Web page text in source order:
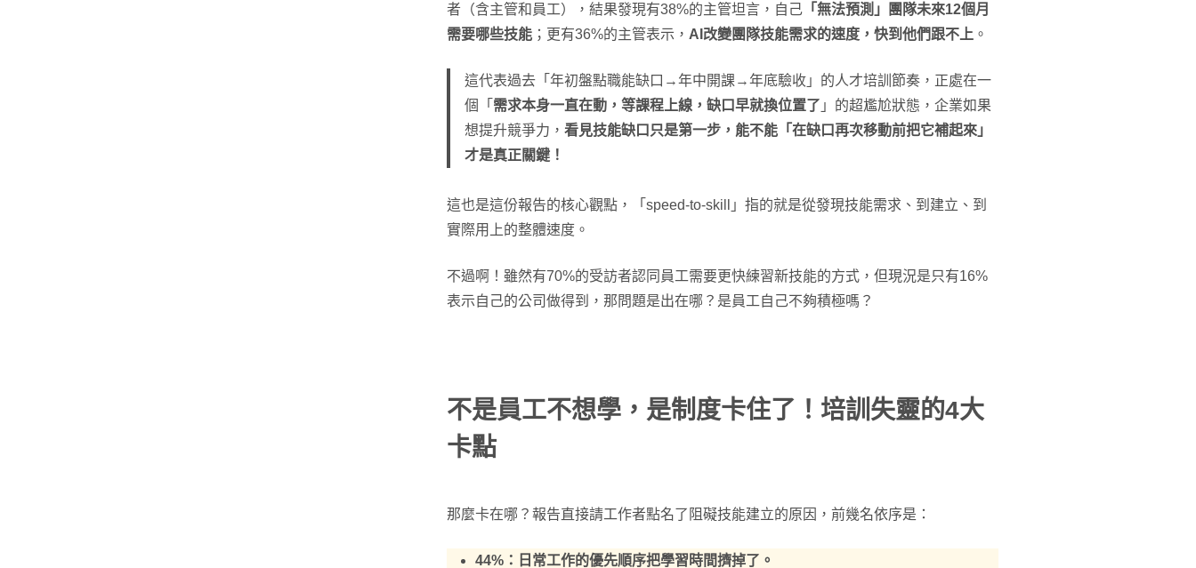
者（含主管和員工），結果發現有38%的主管坦言，自己 「無法預測」團隊未來12個月
需要哪些技能 ；更有36%的主管表示， AI改變團隊技能需求的速度，快到他們跟不上 。
這代表過去「年初盤點職能缺口→年中開課→年底驗收」的人才培訓節奏，正處在一
個「 需求本身一直在動，等課程上線，缺口早就換位置了 」的超尷尬狀態，企業如果
想提升競爭力， 看見技能缺口只是第一步，能不能「在缺口再次移動前把它補起來」
才是真正關鍵！
這也是這份報告的核心觀點，「speed-to-skill」指的就是從發現技能需求、到建立、到
實際用上的整體速度。
不過啊！雖然有70%的受訪者認同員工需要更快練習新技能的方式，但現況是只有16%
表示自己的公司做得到，那問題是出在哪？是員工自己不夠積極嗎？
不是員工不想學，是制度卡住了！培訓失靈的4大
卡點
那麼卡在哪？報告直接請工作者點名了阻礙技能建立的原因，前幾名依序是：
44%：日常工作的優先順序把學習時間擠掉了。